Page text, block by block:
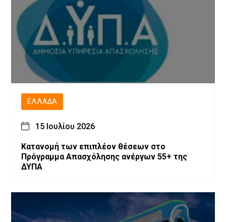
ΕΛΛΆΔΑ
15 Ιουλίου 2026
Κατανομή των επιπλέον θέσεων στο
Πρόγραμμα Απασχόλησης ανέργων 55+ της
ΔΥΠΑ